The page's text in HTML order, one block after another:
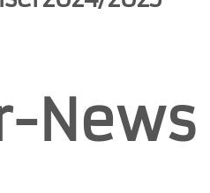
News